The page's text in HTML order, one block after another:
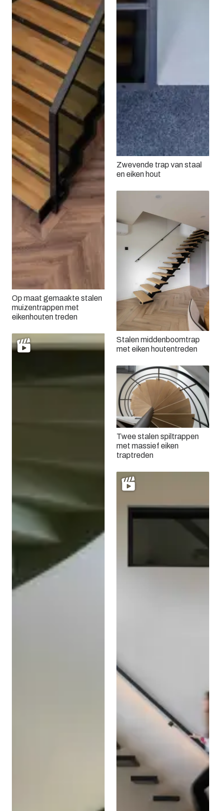
Op maat gemaakte stalen
muizentrappen met
eikenhouten treden
Zwevende trap van staal
en eiken hout
Stalen middenboomtrap
met eiken houtentreden
Twee stalen spiltrappen
met massief eiken
traptreden